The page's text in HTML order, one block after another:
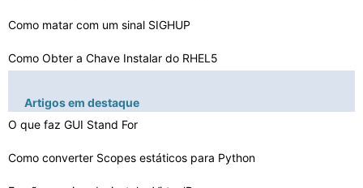
Como matar com um sinal SIGHUP
Como Obter a Chave Instalar do RHEL5
Como usar o Doxygen Com Fortran
Artigos em destaque
O que faz GUI Stand For
Como converter Scopes estáticos para Python